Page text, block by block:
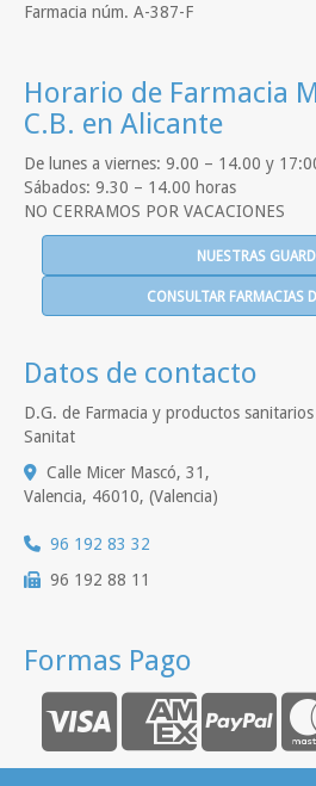
Farmacia núm. A-387-F
Horario de Farmacia
C.B. en Alicante
De lunes a viernes: 9.00 – 14.00 y
Sábados: 9.30 – 14.00 horas
NO CERRAMOS POR VACACIONES
NUESTRAS
CONSULTAR FARMACIAS
Datos de contacto
D.G. de Farmacia y productos
Sanitat
Calle Micer Mascó, 31,
Valencia, 46010, (Valencia)
96 192 83 32
96 192 88 11
Formas Pago